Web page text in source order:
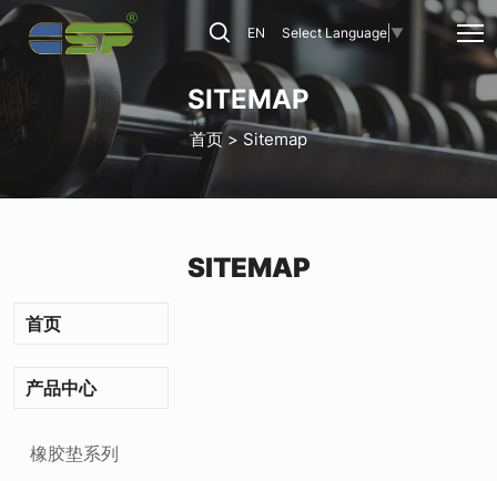
EN Select Language ▼
青
岛
创
顺
工
限
司
SITEMAP
首页 Sitemap
SITEMAP
首页
产品中心
橡胶垫系列